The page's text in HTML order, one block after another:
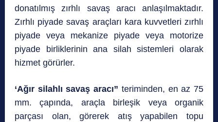
donatılmış zırhlı savaş aracı anlaşılmaktadır.
Zırhlı piyade savaş araçları kara kuvvetleri zırhlı
piyade veya mekanize piyade veya motorize
piyade birliklerinin ana silah sistemleri olarak
hizmet görürler.
‘Ağır silahlı savaş aracı” teriminden, en az 75
mm. çapında, araçla birleşik veya organik
parçası olan, görerek atış yapabilen topu